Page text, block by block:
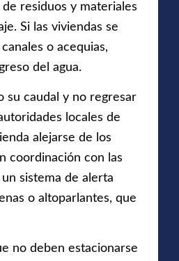
residuos y materiales
Si las viviendas se
o acequias,
del agua.
su caudal y no regresar
locales de
alejarse de los
coordinación con las
sistema de alerta
o altoparlantes, que
no deben estacionarse